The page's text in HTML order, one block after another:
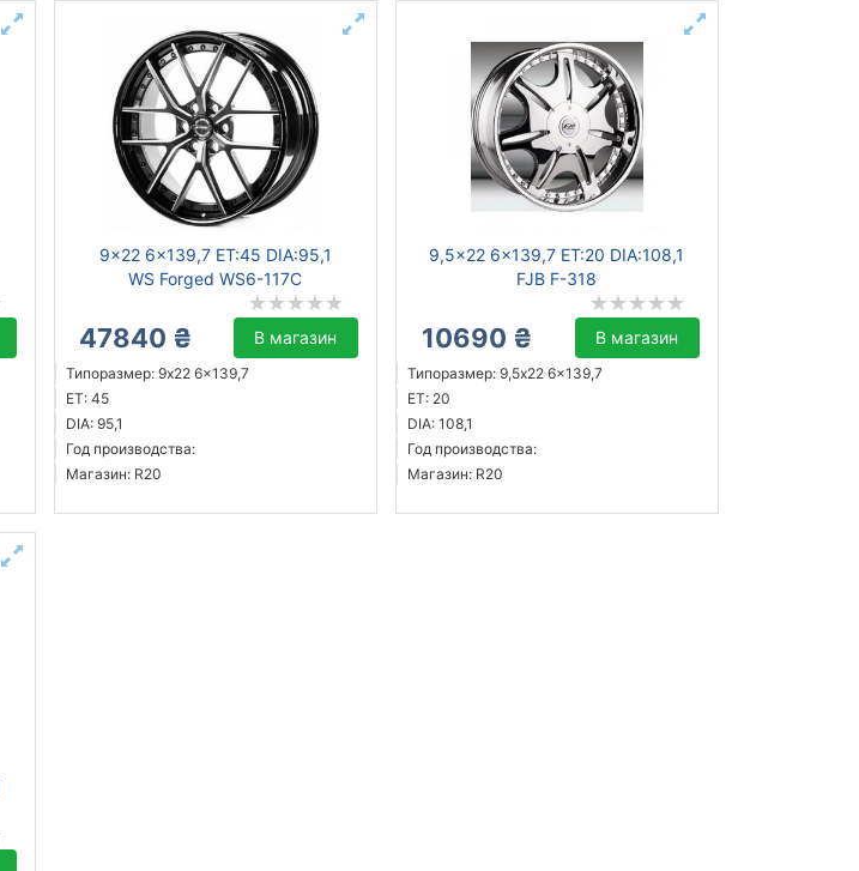
9x22 6x139,7 ET:45 DIA:95,1
WS Forged WS6-117C
47840 ₴ В магазин
Типоразмер: 9x22 6x139,7
ET: 45
DIA: 95,1
Год производства:
Магазин: R20
9,5x22 6x139,7 ET:20 DIA:108,1
FJB F-318
10690 ₴ В магазин
Типоразмер: 9,5x22 6x139,7
ET: 20
DIA: 108,1
Год производства:
Магазин: R20